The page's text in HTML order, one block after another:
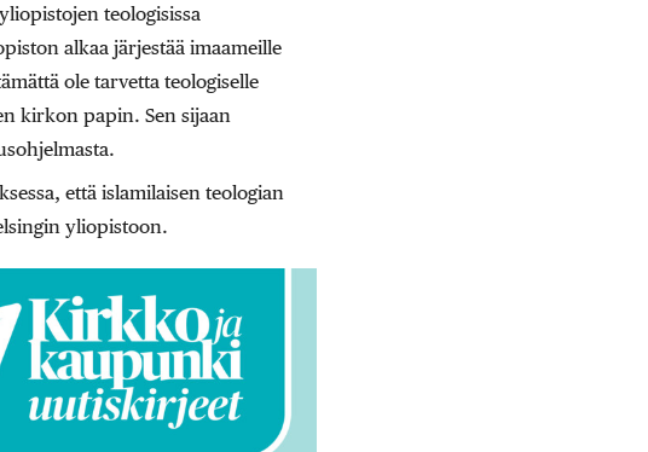
teologisissa
alkaa järjestää imaameille
ole tarvetta teologiselle
kirkon papin. Sen sijaan
että islamilaisen teologian
yliopistoon.